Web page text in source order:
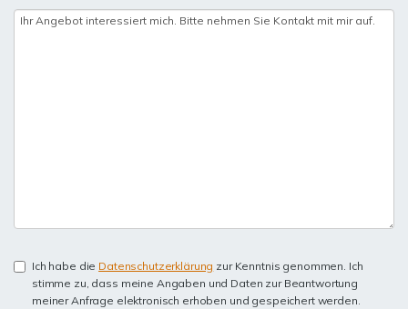
Ich habe die Datenschutzerklärung zur Kenntnis genommen. Ich
stimme zu, dass meine Angaben und Daten zur Beantwortung
meiner Anfrage elektronisch erhoben und gespeichert werden.